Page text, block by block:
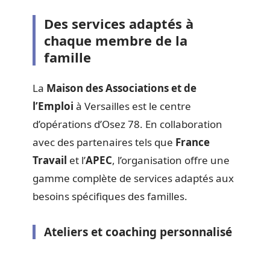
Des services adaptés à
chaque membre de la
famille
La Maison des Associations et de
l’Emploi à Versailles est le centre
d’opérations d’Osez 78. En collaboration
avec des partenaires tels que France
Travail et l’APEC, l’organisation offre une
gamme complète de services adaptés aux
besoins spécifiques des familles.
Ateliers et coaching personnalisé